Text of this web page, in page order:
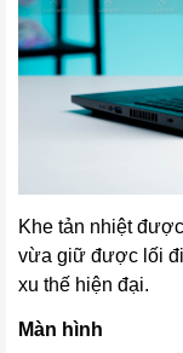
Khe tản nhiệt
vừa giữ được lối
xu thế hiện đại.
Màn hình